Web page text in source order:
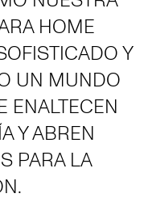
HOME
Y
UN MUNDO
ENALTECEN
Y ABREN
PARA LA